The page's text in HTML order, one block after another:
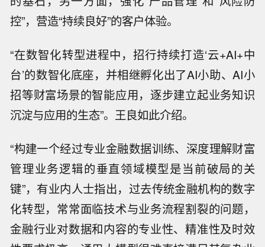
控”，营造“持续良好”的客户体验。
“在数智化转型进程中，招行持续打造‘云+AI+中
台’的数智化底座，并相继孵化出了AI小助、AI小
招等财富场景的智能应用，逐步建立起业务知识
沉淀与应用的生态”。王良如此介绍。
“构建一个经过专业金融数据训练、深度理解财富
管理业务逻辑的垂直领域模型是当前破局的关
键”，有业内人士指出，过去传统金融机构的数字
化转型，常常面临技术与业务流程割裂的问题，
金融行业对数据和内容的专业性、精准性及时效